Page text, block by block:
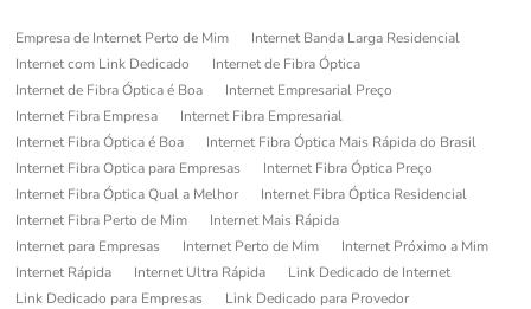
Empresa de Internet Perto de Mim
Internet Banda Larga Residencial
Internet com Link Dedicado
Internet de Fibra Óptica
Internet de Fibra Óptica é Boa
Internet Empresarial Preço
Internet Fibra Empresa
Internet Fibra Empresarial
Internet Fibra Óptica é Boa
Internet Fibra Óptica Mais Rápida do Brasil
Internet Fibra Optica para Empresas
Internet Fibra Óptica Preço
Internet Fibra Óptica Qual a Melhor
Internet Fibra Óptica Residencial
Internet Fibra Perto de Mim
Internet Mais Rápida
Internet para Empresas
Internet Perto de Mim
Internet Próximo a Mim
Internet Rápida
Internet Ultra Rápida
Link Dedicado de Internet
Link Dedicado para Empresas
Link Dedicado para Provedor